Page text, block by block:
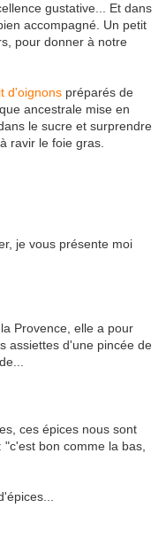
gustative... Et dans
accompagné. Un petit
pour donner à notre
d'oignons préparés de
ancestrale mise en
le sucre et surprendre
ravir le foie gras.
je vous présente moi
Provence, elle a pour
assiettes d'une pincée de
ces épices nous sont
bon comme la bas,